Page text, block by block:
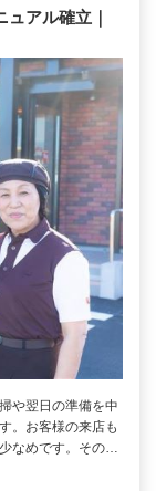
ュアル確立｜
や翌日の準備を中
。お客様の来店も
なめです。その…